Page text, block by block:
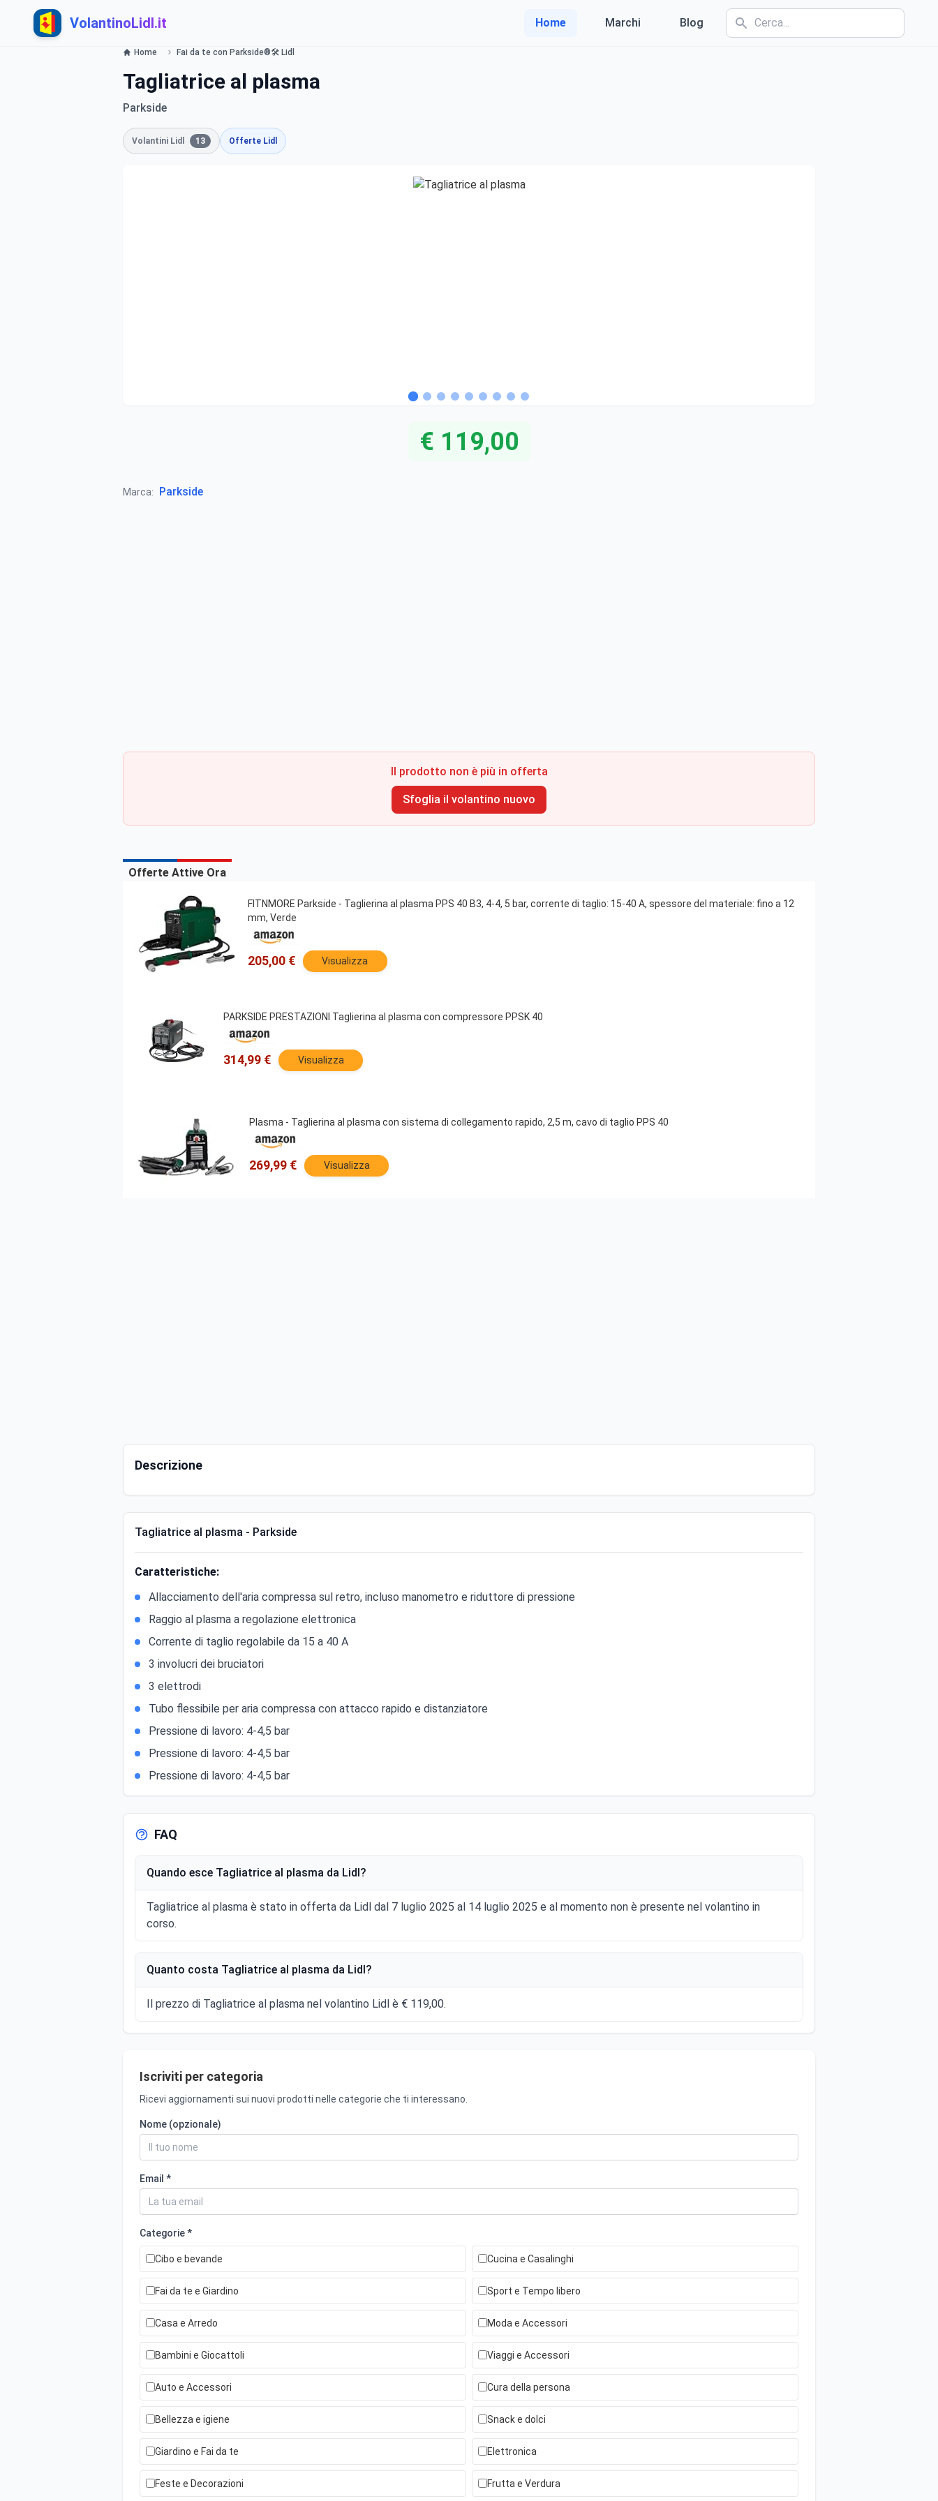
VolantinoLidl.it Home Marchi Blog
Home Fai da te con Parkside®🛠 Lidl
Tagliatrice al plasma
Parkside
Volantini Lidl 13 Offerte Lidl
€ 119,00
Marca: Parkside
Il prodotto non è più in offerta
Sfoglia il volantino nuovo
Offerte Attive Ora
FITNMORE Parkside - Taglierina al plasma PPS 40 B3, 4-4, 5 bar, corrente di taglio: 15-40 A, spessore del materiale: fino a 12
mm, Verde
205,00 € Visualizza
PARKSIDE PRESTAZIONI Taglierina al plasma con compressore PPSK 40
314,99 € Visualizza
Plasma - Taglierina al plasma con sistema di collegamento rapido, 2,5 m, cavo di taglio PPS 40
269,99 € Visualizza
Descrizione
Tagliatrice al plasma - Parkside
Caratteristiche:
Allacciamento dell'aria compressa sul retro, incluso manometro e riduttore di pressione
Raggio al plasma a regolazione elettronica
Corrente di taglio regolabile da 15 a 40 A
3 involucri dei bruciatori
3 elettrodi
Tubo flessibile per aria compressa con attacco rapido e distanziatore
Pressione di lavoro: 4-4,5 bar
Pressione di lavoro: 4-4,5 bar
Pressione di lavoro: 4-4,5 bar
FAQ
Quando esce Tagliatrice al plasma da Lidl?
Tagliatrice al plasma è stato in offerta da Lidl dal 7 luglio 2025 al 14 luglio 2025 e al momento non è presente nel volantino in
corso.
Quanto costa Tagliatrice al plasma da Lidl?
Il prezzo di Tagliatrice al plasma nel volantino Lidl è € 119,00.
Iscriviti per categoria
Ricevi aggiornamenti sui nuovi prodotti nelle categorie che ti interessano.
Nome (opzionale)
Email *
Categorie *
Cibo e bevande Cucina e Casalinghi
Fai da te e Giardino Sport e Tempo libero
Casa e Arredo Moda e Accessori
Bambini e Giocattoli Viaggi e Accessori
Auto e Accessori Cura della persona
Bellezza e igiene Snack e dolci
Giardino e Fai da te Elettronica
Feste e Decorazioni Frutta e Verdura